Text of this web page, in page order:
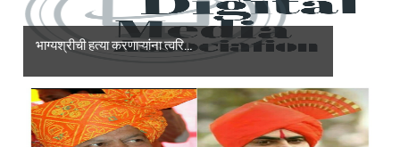
भाग्यश्रीची हत्या करणाऱ्यांना त्वरि...